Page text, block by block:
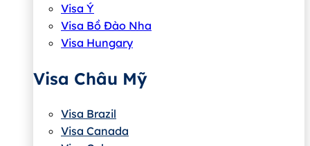
Visa Ý
Visa Bồ Đào Nha
Visa Hungary
Visa Châu Mỹ
Visa Brazil
Visa Canada